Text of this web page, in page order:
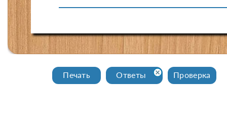
Печать Ответы Проверка